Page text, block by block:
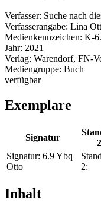
Verfasser: Suche nach
Verfasserangabe: Lina
Medienkennzeichen: K-
Jahr: 2021
Verlag: Warendorf, FN-
Mediengruppe: Buch
verfügbar
Exemplare
Signatur
2
Signatur: 6.9 Ybq
Otto
2:
Inhalt